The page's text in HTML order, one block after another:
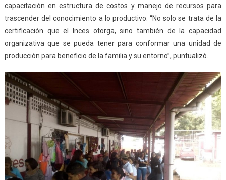
capacitación en estructura de costos y manejo de recursos para
trascender del conocimiento a lo productivo. “No solo se trata de la
certificación que el Inces otorga, sino también de la capacidad
organizativa que se pueda tener para conformar una unidad de
producción para beneficio de la familia y su entorno”, puntualizó.